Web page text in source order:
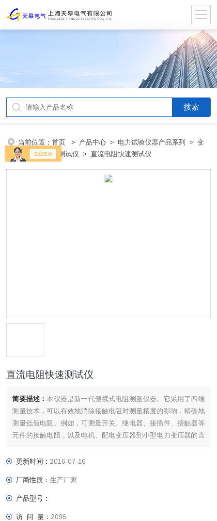
当前位置：首页 > 产品中心 > 电力试验仪器产品系列 >变
压器直流电阻测试仪 > 直流电阻快速测试仪
直流电阻快速测试仪
简要描述：本仪器是新一代便携式电阻测量仪器。它采用了四端
测量技术，可以有效地消除接触电阻对测量精度的影响，精确地
测量低值电阻。例如，可测量开关、继电器、接插件、接触器等
元件的接触电阻，以及电机、配电变压器到小型电力变压器的直
场抗干扰能力，取代直流单、双臂电桥，提高测量速度。
更新时间： 2016-07-16
厂商性质：生产厂家
产品型号：
访 问 量： 2096